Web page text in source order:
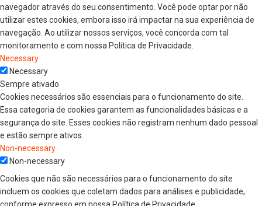
navegador através do seu consentimento. Você pode optar por não
utilizar estes cookies, embora isso irá impactar na sua experiência de
navegação. Ao utilizar nossos serviços, você concorda com tal
monitoramento e com nossa Política de Privacidade.
Necessary
Necessary
Sempre ativado
Cookies necessários são essenciais para o funcionamento do site.
Essa categoria de cookies garantem as funcionalidades básicas e a
segurança do site. Esses cookies não registram nenhum dado pessoal
e estão sempre ativos.
Non-necessary
Non-necessary
Cookies que não são necessários para o funcionamento do site
incluem os cookies que coletam dados para análises e publicidade,